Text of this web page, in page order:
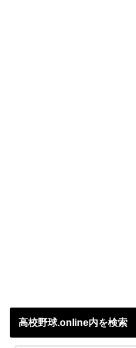
高校野球.online内を検索